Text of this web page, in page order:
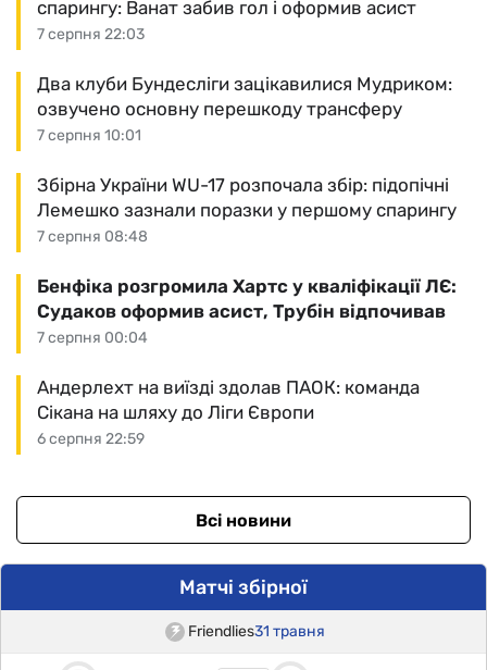
7 серпня 22:03
спарингу: Ванат забив гол і оформив асист
7 серпня 10:01
Два клуби Бундесліги зацікавилися Мудриком:
озвучено основну перешкоду трансферу
7 серпня 08:48
Збірна України WU-17 розпочала збір: підопічні
Лемешко зазнали поразки у першому спарингу
7 серпня 00:04
Бенфіка розгромила Хартс у кваліфікації ЛЄ:
Судаков оформив асист, Трубін відпочивав
6 серпня 22:59
Андерлехт на виїзді здолав ПАОК: команда
Сікана на шляху до Ліги Європи
Всі новини
Матчі збірної
Friendlies31 травня